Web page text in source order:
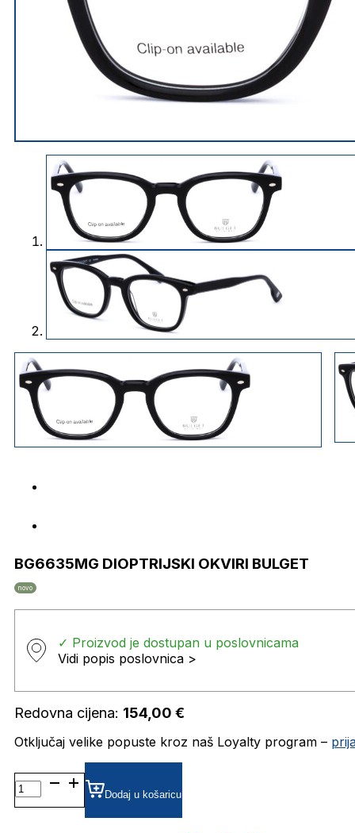
BG6635MG DIOPTRIJSKI OKVIRI BULGET
novo
✓ Proizvod je dostupan u poslovnicama
Vidi popis poslovnica >
Redovna cijena: 154,00 €
Otključaj velike popuste kroz naš Loyalty program –
BG6635MG DIOPTRIJSKI
OKVIRI
BULGET
Dodaj u košaricu